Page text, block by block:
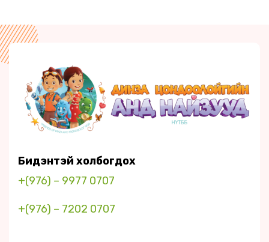
Бидэнтэй холбогдох
+(976) – 9977 0707
+(976) – 7202 0707